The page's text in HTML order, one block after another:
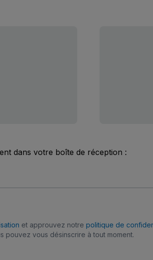
dans votre boîte de réception :
et approuvez notre politique de
pouvez vous désinscrire à tout moment.